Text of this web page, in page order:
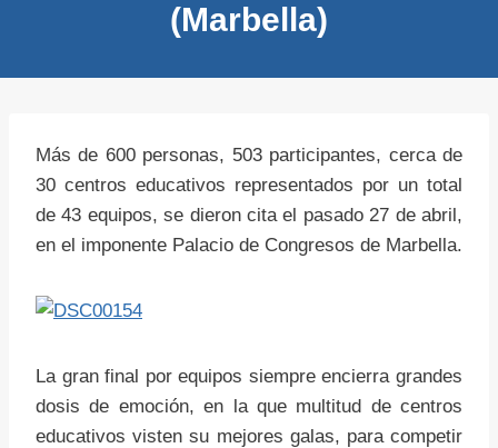
(Marbella)
Más de 600 personas, 503 participantes, cerca de
30 centros educativos representados por un total
de 43 equipos, se dieron cita el pasado 27 de abril,
en el imponente Palacio de Congresos de Marbella.
La gran final por equipos siempre encierra grandes
dosis de emoción, en la que multitud de centros
educativos visten su mejores galas, para competir